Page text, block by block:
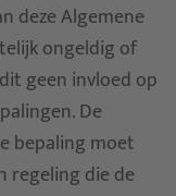
deze Algemene
ongeldig of
geen invloed op
De
bepaling moet
regeling die de